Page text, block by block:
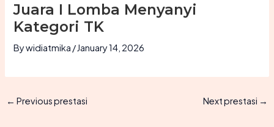
Juara I Lomba Menyanyi
Kategori TK
Bywidiatmika /January 14, 2026
← Previous prestasi Next prestasi →